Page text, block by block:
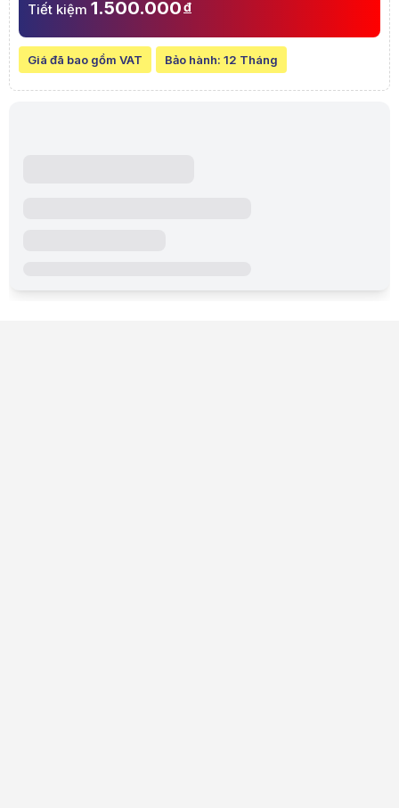
Tích hợp kèm theo case INWIN là quạt ARGB PWM Luna AL120.
Lưu ý:
Bài viết và hình ảnh mang tính tham khảo. Cấu hình và đặc
Danh mục:Case - Vỏ máy tính,Xả Kho Hàng Hiệu - Giá Sốc
Khuyến mãi đặc biệt
[]
Tiết kiệm 1.500.000đ
Giá đã bao gồm VAT Bảo hành: 12 Tháng